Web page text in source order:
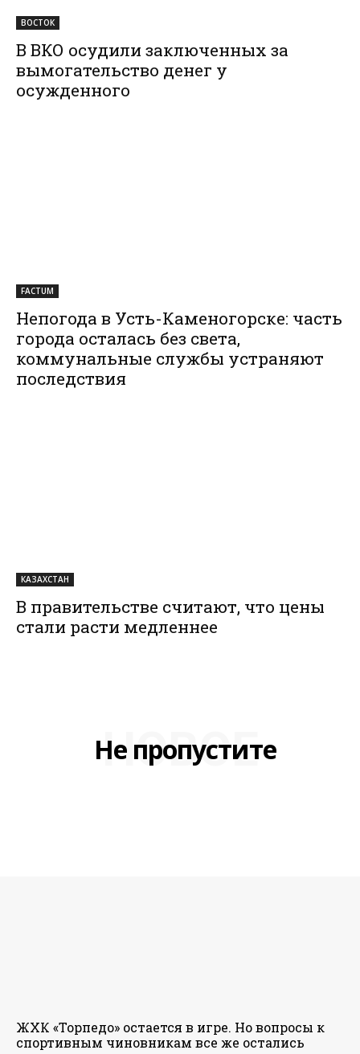
ВОСТОК
В ВКО осудили заключенных за
вымогательство денег у
осужденного
FACTUM
Непогода в Усть-Каменогорске: часть
города осталась без света,
коммунальные службы устраняют
последствия
КАЗАХСТАН
В правительстве считают, что цены
стали расти медленнее
Не пропустите
НОВОЕ
ЖХК «Торпедо» остается в игре. Но вопросы к
спортивным чиновникам все же остались